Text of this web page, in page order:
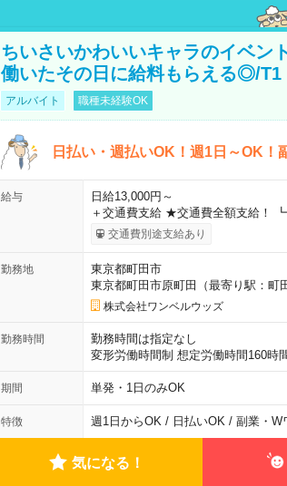
ちいさいかわいいキャラのイベン
働いたその日に給料もらえる◎/T1
アルバイト 職種未経験OK
日払い・週払いOK！週1日～OK！
給与
日給13,000円～
＋交通費支給 ★交通費全額支給！
交通費別途支給あり
勤務地
東京都町田市
東京都町田市原町田（最寄り駅：町
株式会社ワンベルウッズ
勤務時間
勤務時間は指定なし
変形労働時間制 想定労働時間160時
期間 単発・1日のみOK
特徴 週1日からOK / 日払いOK / 副業・
気になる！